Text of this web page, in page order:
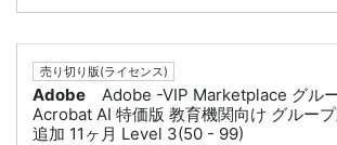
売り切り版(ライセンス)
Adobe
Adobe -VIP Marketplace グル
Acrobat AI 特価版 教育機関向け グルー
追加 11ヶ月 Level 3(50 - 99)